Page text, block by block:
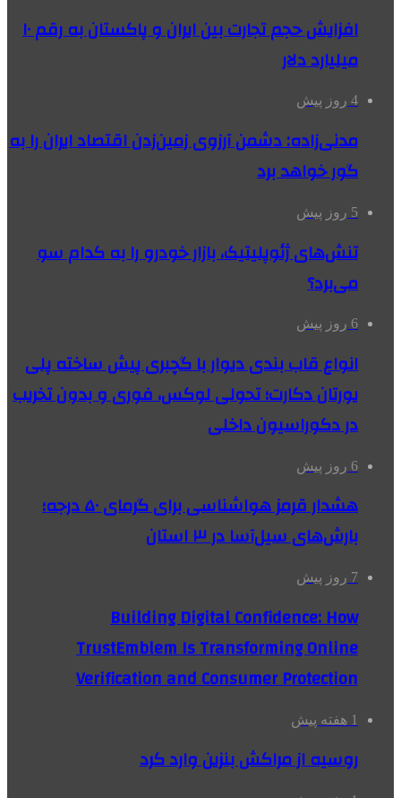
افزایش حجم تجارت بین ایران و پاکستان به رقم ۱۰
میلیارد دلار
4 روز پیش
مدنی‌زاده: دشمن آرزوی زمین‌زدن اقتصاد ایران را به
گور خواهد برد
5 روز پیش
تنش‌های ژئوپلیتیک، بازار خودرو را به کدام سو
می‌برد؟
6 روز پیش
انواع قاب بندی دیوار با گچبری پیش ساخته پلی
یورتان دکارت؛ تحولی لوکس، فوری و بدون تخریب
در دکوراسیون داخلی
6 روز پیش
هشدار قرمز هواشناسی برای گرمای ۵۰ درجه؛
بارش‌های سیل‌آسا در ۳ استان
7 روز پیش
Building Digital Confidence: How
TrustEmblem Is Transforming Online
Verification and Consumer Protection
1 هفته پیش
روسیه از مراکش بنزین وارد کرد